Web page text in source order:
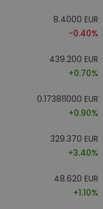
8.4000 EUR
-0.40%
439.200 EUR
+0.70%
0.173811000 EUR
+0.90%
329.370 EUR
+3.40%
48.620 EUR
+1.10%